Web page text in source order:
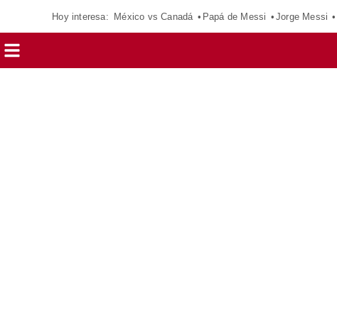
Hoy interesa: México vs Canadá Papá de Messi Jorge Messi